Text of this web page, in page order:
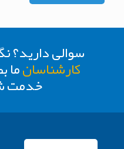
سوالی دارید؟
کارشناسانما
خدمت